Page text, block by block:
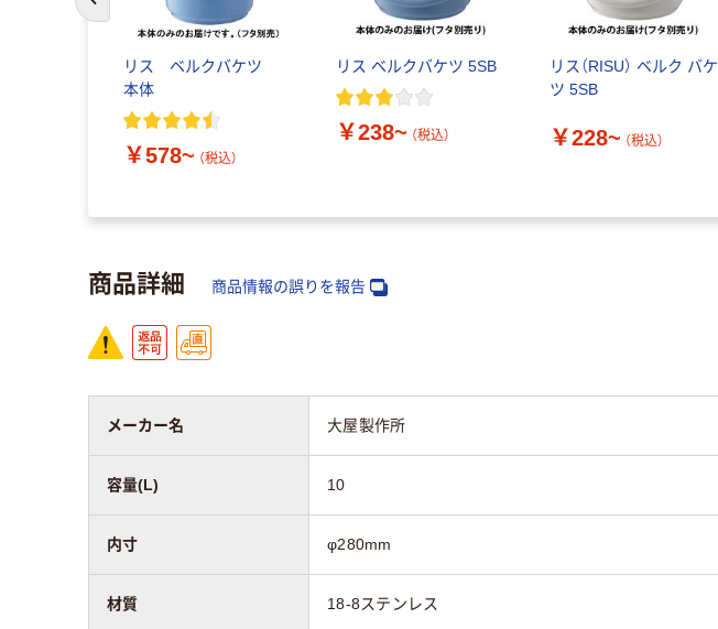
リス ベルクバケツ
本体
￥578~ （税込）
リス ベルクバケツ 5SB
￥238~ （税込）
リス（RISU） ベルク バケ
ツ 5SB
￥228~ （税込）
前のスライドへ
商品詳細 商品情報の誤りを報告
メーカー名 大屋製作所
容量(L) 10
内寸 φ280mm
材質 18-8ステンレス